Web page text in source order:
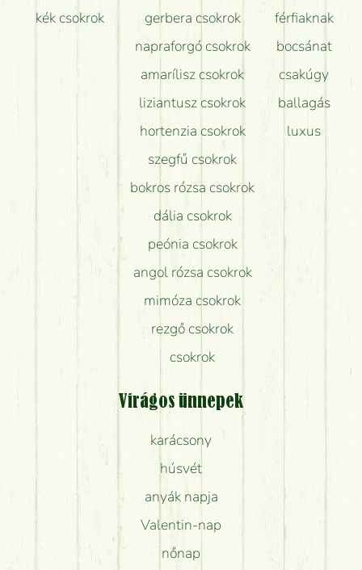
kék csokrok
gerbera csokrok
napraforgó csokrok
amarílisz csokrok
liziantusz csokrok
hortenzia csokrok
szegfű csokrok
bokros rózsa csokrok
dália csokrok
peónia csokrok
angol rózsa csokrok
mimóza csokrok
rezgő csokrok
csokrok
férfiaknak
bocsánat
csakúgy
ballagás
luxus
Virágos ünnepek
karácsony
húsvét
anyák napja
Valentin-nap
nőnap